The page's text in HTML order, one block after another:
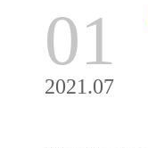
01
2021.07